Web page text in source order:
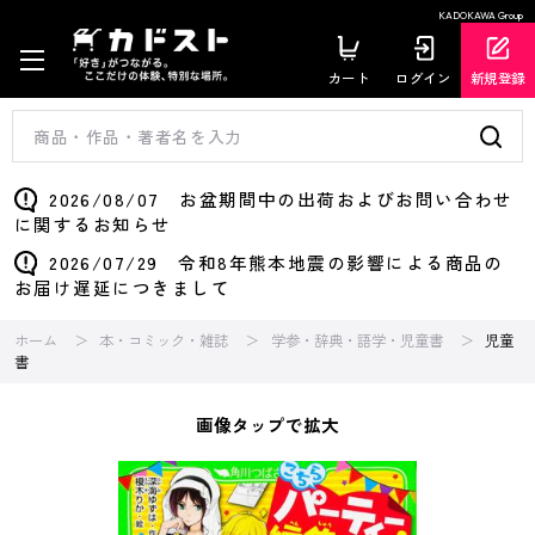
KADOKAWA Group
カート ログイン 新規登録
2026/08/07 お盆期間中の出荷およびお問い合わせ
に関するお知らせ
2026/07/29 令和8年熊本地震の影響による商品の
お届け遅延につきまして
ホーム 本・コミック・雑誌 学参・辞典・語学・児童書
児童
書
画像タップで拡大